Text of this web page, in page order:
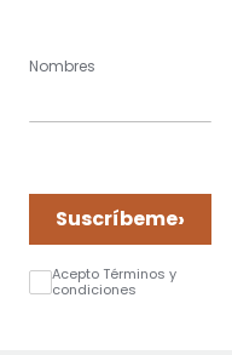
Nombres
Suscríbeme›
Acepto Términos y
condiciones